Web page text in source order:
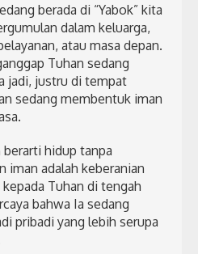
berada di “Yabok” kita
dalam keluarga,
atau masa depan.
Tuhan sedang
jadi, justru di tempat
sedang membentuk iman
hidup tanpa
iman adalah keberanian
Tuhan di tengah
bahwa Ia sedang
pribadi yang lebih serupa